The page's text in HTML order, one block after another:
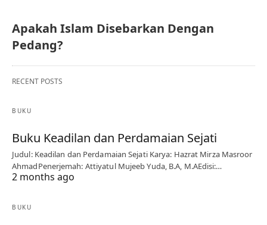
Apakah Islam Disebarkan Dengan
Pedang?
RECENT POSTS
BUKU
Buku Keadilan dan Perdamaian Sejati
Judul: Keadilan dan Perdamaian Sejati Karya: Hazrat Mirza Masroor
AhmadPenerjemah: Attiyatul Mujeeb Yuda, B.A, M.AEdisi:…
2 months ago
BUKU